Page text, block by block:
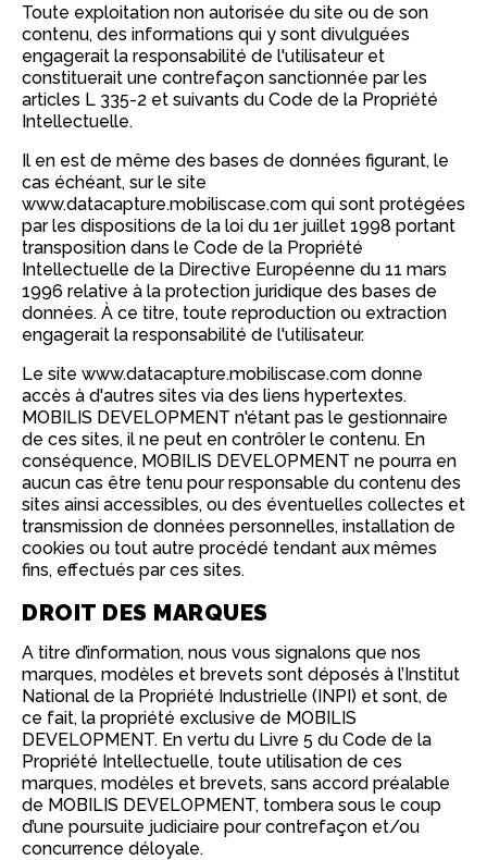
Toute exploitation non autorisée du site ou de son
contenu, des informations qui y sont divulguées
engagerait la responsabilité de l'utilisateur et
constituerait une contrefaçon sanctionnée par les
articles L 335-2 et suivants du Code de la Propriété
Intellectuelle.
Il en est de même des bases de données figurant, le
cas échéant, sur le site
www.datacapture.mobiliscase.com qui sont protégées
par les dispositions de la loi du 1er juillet 1998 portant
transposition dans le Code de la Propriété
Intellectuelle de la Directive Européenne du 11 mars
1996 relative à la protection juridique des bases de
données. À ce titre, toute reproduction ou extraction
engagerait la responsabilité de l'utilisateur.
Le site www.datacapture.mobiliscase.com donne
accès à d'autres sites via des liens hypertextes.
MOBILIS DEVELOPMENT n'étant pas le gestionnaire
de ces sites, il ne peut en contrôler le contenu. En
conséquence, MOBILIS DEVELOPMENT ne pourra en
aucun cas être tenu pour responsable du contenu des
sites ainsi accessibles, ou des éventuelles collectes et
transmission de données personnelles, installation de
cookies ou tout autre procédé tendant aux mêmes
fins, effectués par ces sites.
DROIT DES MARQUES
A titre d’information, nous vous signalons que nos
marques, modèles et brevets sont déposés à l’Institut
National de la Propriété Industrielle (INPI) et sont, de
ce fait, la propriété exclusive de MOBILIS
DEVELOPMENT. En vertu du Livre 5 du Code de la
Propriété Intellectuelle, toute utilisation de ces
marques, modèles et brevets, sans accord préalable
de MOBILIS DEVELOPMENT, tombera sous le coup
d’une poursuite judiciaire pour contrefaçon et/ou
concurrence déloyale.